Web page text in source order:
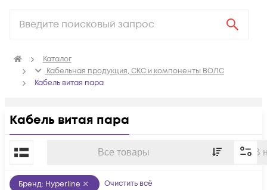
Каталог
Кабельная продукция, СКС и компоненты ВОЛС
Кабель витая пара
Кабель витая пара
Все товары В
По популярности
Бренд: Hyperline Очистить всё